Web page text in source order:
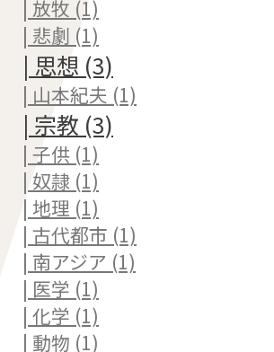
| 放牧 (1)
| 悲劇 (1)
| 思想 (3)
| 山本紀夫 (1)
| 宗教 (3)
| 子供 (1)
| 奴隷 (1)
| 地理 (1)
| 古代都市 (1)
| 南アジア (1)
| 医学 (1)
| 化学 (1)
| 動物 (1)